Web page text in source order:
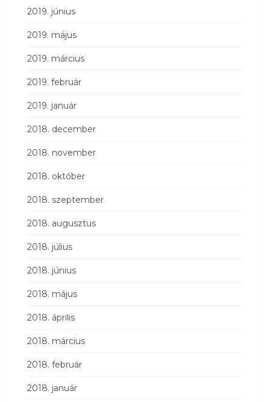
2019. június
2019. május
2019. március
2019. február
2019. január
2018. december
2018. november
2018. október
2018. szeptember
2018. augusztus
2018. július
2018. június
2018. május
2018. április
2018. március
2018. február
2018. január